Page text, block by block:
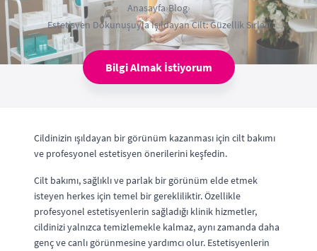
Anasayfa›Blog›
Estetisyen Dokunuşuyla Işıldayan Cilt: Güzellik Sırları
Bilgi Almak İstiyorum
Cildinizin ışıldayan bir görünüm kazanması için cilt bakımı
ve profesyonel estetisyen önerilerini keşfedin.
Cilt bakımı, sağlıklı ve parlak bir görünüm elde etmek
isteyen herkes için temel bir gerekliliktir. Özellikle
profesyonel estetisyenlerin sağladığı klinik hizmetler,
cildinizi yalnızca temizlemekle kalmaz, aynı zamanda daha
genç ve canlı görünmesine yardımcı olur. Estetisyenlerin